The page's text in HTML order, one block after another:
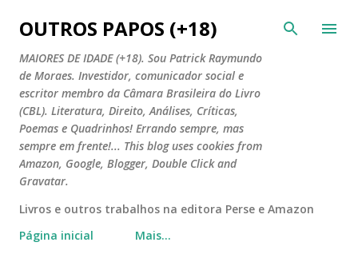
Pular para o conteúdo principal
OUTROS PAPOS (+18)
MAIORES DE IDADE (+18). Sou Patrick Raymundo
de Moraes. Investidor, comunicador social e
escritor membro da Câmara Brasileira do Livro
(CBL). Literatura, Direito, Análises, Críticas,
Poemas e Quadrinhos! Errando sempre, mas
sempre em frente!... This blog uses cookies from
Amazon, Google, Blogger, Double Click and
Gravatar.
Livros e outros trabalhos na editora Perse e Amazon
Página inicial
Mais…